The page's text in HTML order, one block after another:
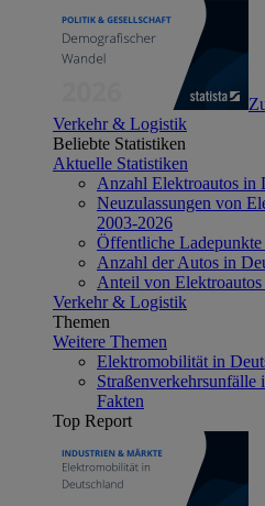
Verkehr & Logistik
Beliebte Statistiken
Aktuelle Statistiken
Anzahl Elektroautos in
Neuzulassungen von
2003-2026
Öffentliche
Anzahl der Autos in
Anteil von
Verkehr & Logistik
Themen
Weitere Themen
Elektromobilität in
Fakten
Top Report